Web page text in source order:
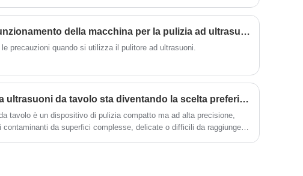
Precauzioni per il funzionamento della macchina per la pulizia ad ultrasuoni
precauzioni quando si utilizza il pulitore ad ultrasuoni.
Perché un pulitore a ultrasuoni da tavolo sta diventando la scelta preferita per la pulizia di precisione?
tavolo è un dispositivo di pulizia compatto ma ad alta precisione,
contaminanti da superfici complesse, delicate o difficili da raggiungere